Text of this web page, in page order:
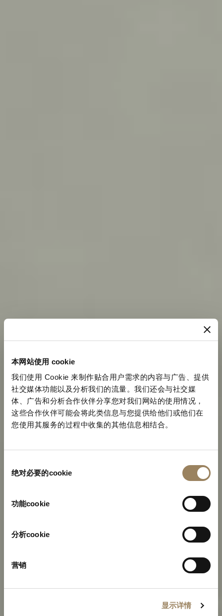
本网站使用 cookie
我们使用 Cookie 来制作贴合用户需求的内容与广告、提供
社交媒体功能以及分析我们的流量。我们还会与社交媒
体、广告和分析合作伙伴分享您对我们网站的使用情况，
这些合作伙伴可能会将此类信息与您提供给他们或他们在
您使用其服务的过程中收集的其他信息相结合。
绝对必要的cookie
功能cookie
分析cookie
营销
显示详情
宝玑标志性作品的诞生